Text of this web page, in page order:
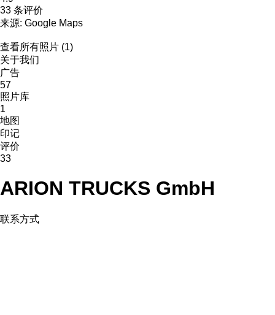
33 条评价
来源: Google Maps
查看所有照片 (1)
关于我们
广告
57
照片库
1
地图
印记
评价
33
ARION TRUCKS GmbH
联系方式